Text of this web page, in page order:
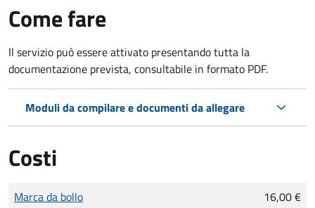
Come fare
Il servizio può essere attivato presentando tutta la
documentazione prevista, consultabile in formato PDF.
Moduli da compilare e documenti da allegare
Costi
Tipo di pagamento
Importo
Marca da bollo 16,00 €